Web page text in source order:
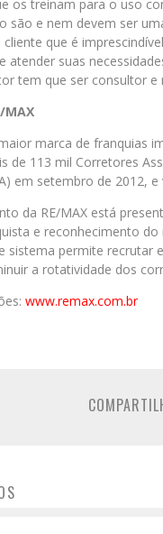
os treinam para o uso
são e nem devem ser
que é
atender suas
tem que ser consultor e
MAX
marca de franquias
de 113 mil Corretores
em setembro de 2012,
da RE/MAX está
e reconhecimento
sistema permite recrutar
a rotatividade dos
www.remax.com.br